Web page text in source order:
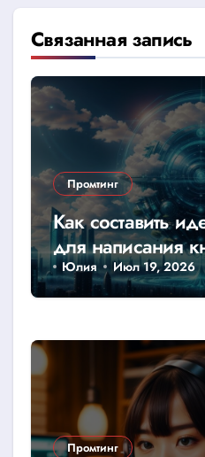
Связанная запись
Промтинг
Как составить
для написания
Юлия Июл 19, 2026
Промтинг